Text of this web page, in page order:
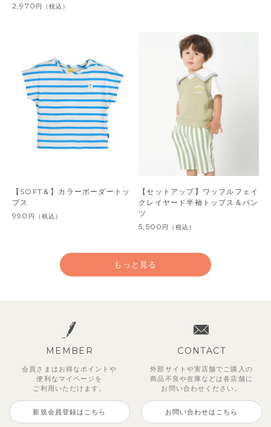
2,970 円 （税込）
【SOFT＆】カラーボーダートッ
プス
990 円 （税込）
【セットアップ】ワッフルフェイ
クレイヤード半袖トップス＆パン
ツ
5,500 円 （税込）
もっと見る
MEMBER
会員さまはお得なポイントや
便利な マイページを
ご利用いただけます。
新規会員登録はこちら
CONTACT
外部サイトや実店舗でご購入の
商品不良や在庫などは各店舗に
お問い合わせください。
お問い合わせはこちら